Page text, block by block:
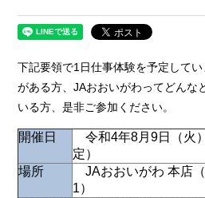
下記要領で1日仕事体験を予定して
がある方、JAおおいがわってどんな
いる方、是非ご参加ください。
開催日
令和4年8月9日（火
定）
場所
JAおおいがわ 本店
1）